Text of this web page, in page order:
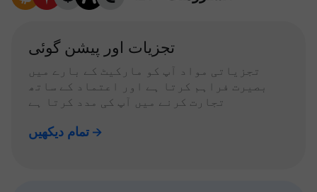
تجزیات اور پیشن گوئی
تجزیاتی مواد آپ کو مارکیٹ کے بارے میں
بصیرت فراہم کرتا ہے اور اعتماد کے ساتھ
تجارت کرنے میں آپ کی مدد کرتا ہے
تمام دیکھیں